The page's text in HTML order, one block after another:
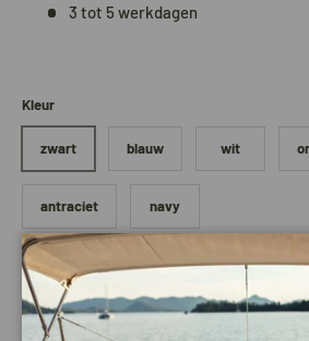
3 tot 5 werkdagen
Kleur
zwart blauw wit
antraciet navy
Aantal
Voeg toe